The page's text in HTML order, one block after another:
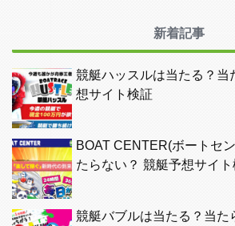
新着記事
競艇ハッスルは当たる？当
想サイト検証
BOAT CENTER(ボートセ
たらない？ 競艇予想サイト
競艇バブルは当たる？当た